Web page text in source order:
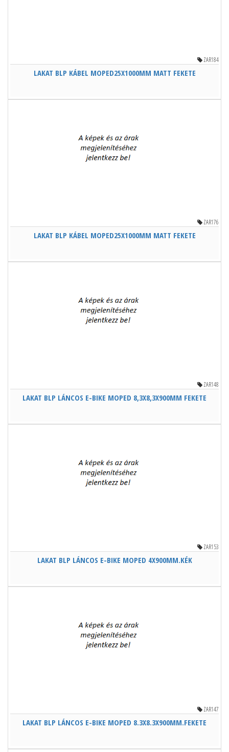
ZAR184
LAKAT BLP KÁBEL MOPED25X1000MM MATT FEKETE
ZAR176
LAKAT BLP KÁBEL MOPED25X1000MM MATT FEKETE
ZAR148
LAKAT BLP LÁNCOS E-BIKE MOPED 8,3X8,3X900MM FEKETE
ZAR153
LAKAT BLP LÁNCOS E-BIKE MOPED 4X900MM.KÉK
ZAR147
LAKAT BLP LÁNCOS E-BIKE MOPED 8.3X8.3X900MM.FEKETE